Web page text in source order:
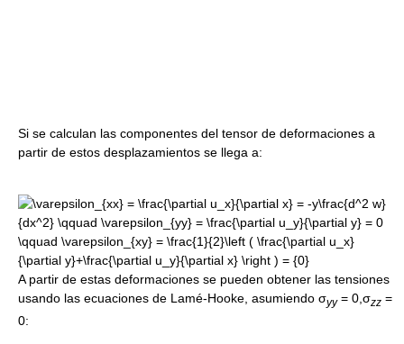
Si se calculan las componentes del tensor de deformaciones a
partir de estos desplazamientos se llega a:
A partir de estas deformaciones se pueden obtener las tensiones
usando las ecuaciones de Lamé-Hooke, asumiendo σyy= 0,σzz =
0: